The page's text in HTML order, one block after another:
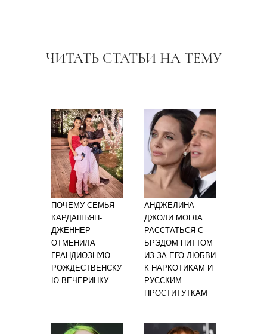
ЧИТАТЬ СТАТЬИ НА ТЕМУ
ПОЧЕМУ СЕМЬЯ
КАРДАШЬЯН-
ДЖЕННЕР
ОТМЕНИЛА
ГРАНДИОЗНУЮ
РОЖДЕСТВЕНСКУ
Ю ВЕЧЕРИНКУ
АНДЖЕЛИНА
ДЖОЛИ МОГЛА
РАССТАТЬСЯ С
БРЭДОМ ПИТТОМ
ИЗ-ЗА ЕГО ЛЮБВИ
К НАРКОТИКАМ И
РУССКИМ
ПРОСТИТУТКАМ